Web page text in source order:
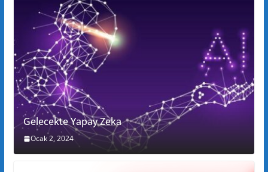
Gelecekte Yapay Zeka
Ocak 2, 2024